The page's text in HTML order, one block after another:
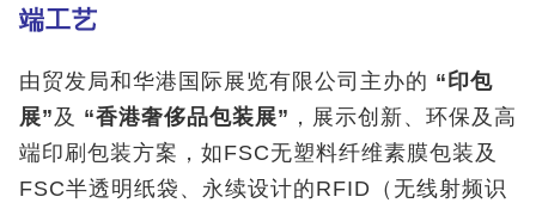
端工艺
由贸发局和华港国际展览有限公司主办的 “印包
展”及 “香港奢侈品包装展” ，展示创新、环保及高
端印刷包装方案，如FSC无塑料纤维素膜包装及
FSC半透明纸袋、永续设计的RFID（无线射频识